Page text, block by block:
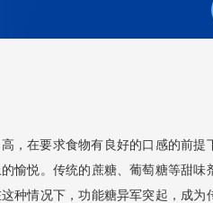
，在要求食物有良好的口感的前提
愉悦。传统的蔗糖、葡萄糖等甜味
种情况下，功能糖异军突起，成